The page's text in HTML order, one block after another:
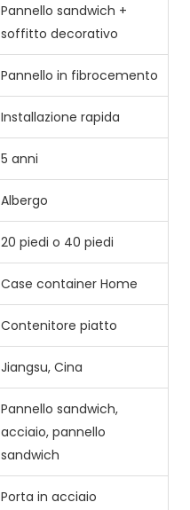
Pannello sandwich +
soffitto decorativo
Pannello in fibrocemento
Installazione rapida
5 anni
Albergo
20 piedi o 40 piedi
Case container Home
Contenitore piatto
Jiangsu, Cina
Pannello sandwich,
acciaio, pannello
sandwich
Porta in acciaio